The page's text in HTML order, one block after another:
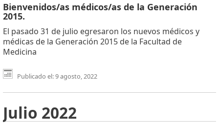
Bienvenidos/as médicos/as de la Generación
2015.
El pasado 31 de julio egresaron los nuevos médicos y
médicas de la Generación 2015 de la Facultad de
Medicina
Publicado el: 9 agosto, 2022
Julio 2022